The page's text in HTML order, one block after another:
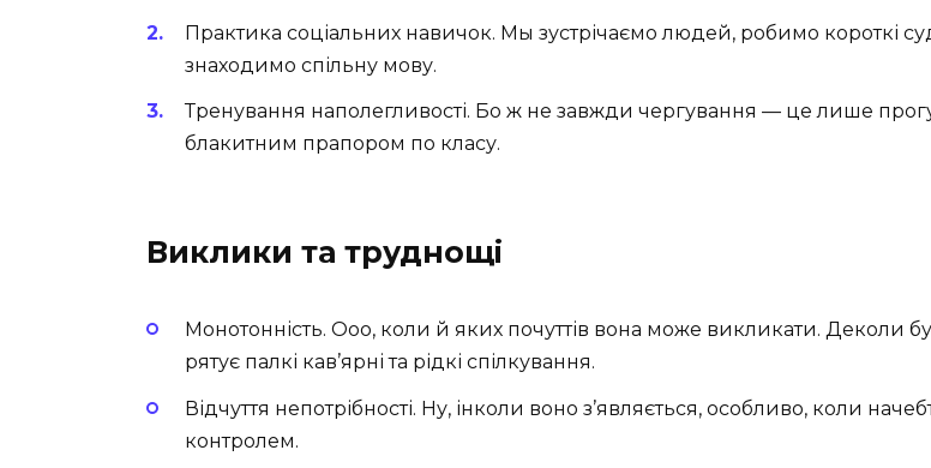
Практика соціальних навичок. Мы зустрічаємо людей, робимо короткі
знаходимо спільну мову.
Тренування наполегливості. Бо ж не завжди чергування — це лише
блакитним прапором по класу.
Виклики та труднощі
Монотонність. Ооо, коли й яких почуттів вона може викликати. Деколи
рятує палкі кав’ярні та рідкі спілкування.
Відчуття непотрібності. Ну, інколи воно з’являється, особливо, коли
контролем.